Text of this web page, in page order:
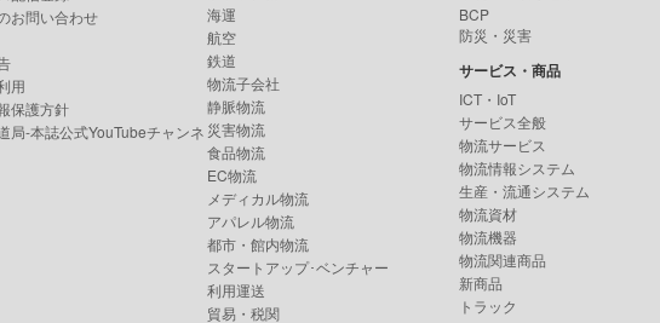
お問い合わせ
用
保護方針
局-本誌公式YouTubeチャンネ
海運
航空
鉄道
物流子会社
静脈物流
災害物流
食品物流
EC物流
メディカル物流
アパレル物流
都市・館内物流
スタートアップ･ベンチャー
利用運送
貿易・税関
BCP
防災・災害
サービス・商品
ICT・IoT
サービス全般
物流サービス
物流情報システム
生産・流通システム
物流資材
物流機器
物流関連商品
新商品
トラック